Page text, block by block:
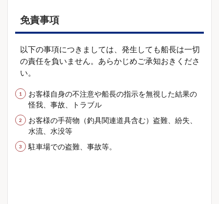
免責事項
以下の事項につきましては、発生しても船長は一切
の責任を負いません。あらかじめご承知おきくださ
い。
お客様自身の不注意や船長の指示を無視した結果の
怪我、事故、トラブル
お客様の手荷物（釣具関連道具含む）盗難、紛失、
水流、水没等
駐車場での盗難、事故等。